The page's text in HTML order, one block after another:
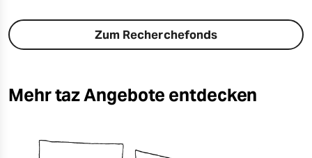
Zum Recherchefonds
Mehr taz Angebote entdecken